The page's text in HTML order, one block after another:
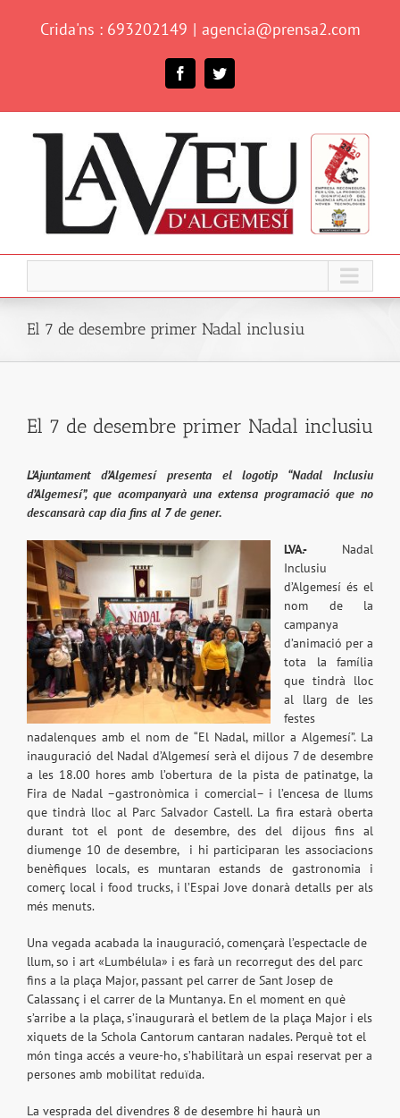
Crida'ns : 693202149 | agencia@prensa2.com
FacebookTwitter
El 7 de desembre primer Nadal inclusiu
El 7 de desembre primer Nadal inclusiu
L’Ajuntament d’Algemesí presenta el logotip “Nadal Inclusiu
d’Algemesí”, que acompanyarà una extensa programació que no
descansarà cap dia fins al 7 de gener.
LVA.- Nadal
Inclusiu
d’Algemesí és el
nom de la
campanya
d’animació per a
tota la família
que tindrà lloc
al llarg de les
festes
nadalenques amb el nom de “El Nadal, millor a Algemesí”. La
inauguració del Nadal d’Algemesí serà el dijous 7 de desembre
a les 18.00 hores amb l’obertura de la pista de patinatge, la
Fira de Nadal –gastronòmica i comercial– i l’encesa de llums
que tindrà lloc al Parc Salvador Castell. La fira estarà oberta
durant tot el pont de desembre, des del dijous fins al
diumenge 10 de desembre, i hi participaran les associacions
benèfiques locals, es muntaran estands de gastronomia i
comerç local i food trucks, i l’Espai Jove donarà detalls per als
més menuts.
Una vegada acabada la inauguració, començarà l’espectacle de
llum, so i art «Lumbélula» i es farà un recorregut des del parc
fins a la plaça Major, passant pel carrer de Sant Josep de
Calassanç i el carrer de la Muntanya. En el moment en què
s’arribe a la plaça, s’inaugurarà el betlem de la plaça Major i els
xiquets de la Schola Cantorum cantaran nadales. Perquè tot el
món tinga accés a veure-ho, s’habilitarà un espai reservat per a
persones amb mobilitat reduïda.
La vesprada del divendres 8 de desembre hi haurà un